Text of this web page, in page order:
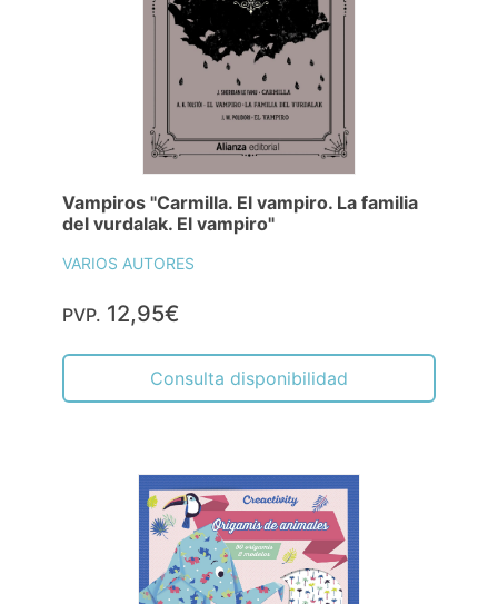
Vampiros "Carmilla. El vampiro. La familia
del vurdalak. El vampiro"
VARIOS AUTORES
PVP. 12,95€
Consulta disponibilidad